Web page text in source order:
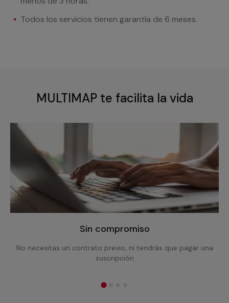
Todos los servicios tienen garantía de 6 meses.
MULTIMAP te facilita la vida
Sin compromiso
No necesitas un contrato previo, ni tendrás que pagar una
suscripción